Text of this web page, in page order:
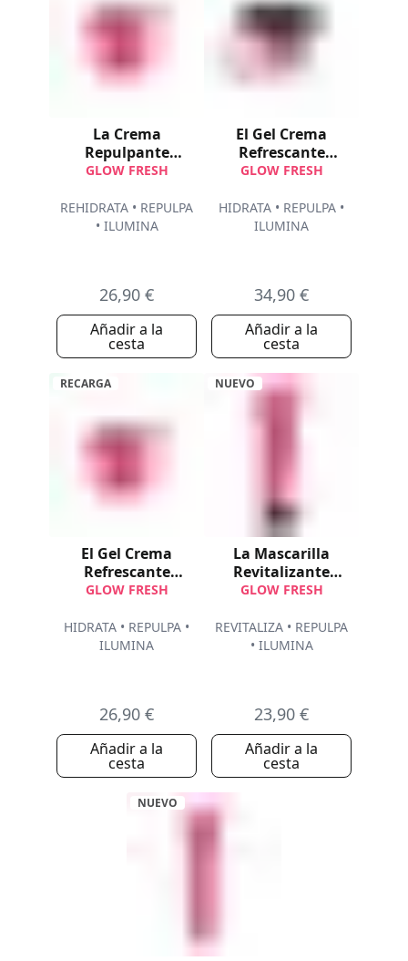
La Crema
Repulpante
luminosidad
GLOW FRESH
REHIDRATA • REPULPA
• ILUMINA
26,90 €
Añadir a la
cesta
El Gel Crema
Refrescante
Luminosidad
GLOW FRESH
HIDRATA • REPULPA •
ILUMINA
34,90 €
Añadir a la
cesta
RECARGA
El Gel Crema
Refrescante
Luminosidad
GLOW FRESH
HIDRATA • REPULPA •
ILUMINA
26,90 €
Añadir a la
cesta
NUEVO
La Mascarilla
Revitalizante
Express
GLOW FRESH
REVITALIZA • REPULPA
• ILUMINA
23,90 €
Añadir a la
cesta
NUEVO